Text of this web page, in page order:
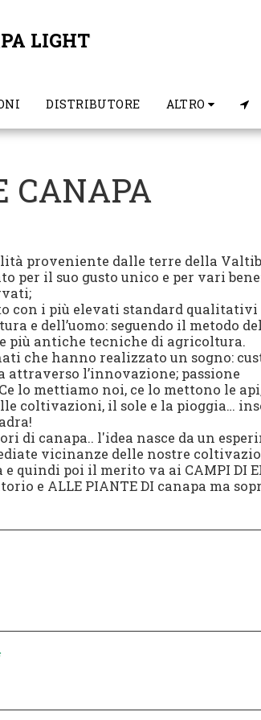
LIGHT
DISTRIBUTORE ALTRO
CANAPA
proveniente dalle terre della
per il suo gusto unico e per vari
con i più elevati standard qualitativi
e dell’uomo: seguendo il metodo
più antiche tecniche di agricoltura.
che hanno realizzato un sogno:
attraverso l’innovazione; passione
lo mettiamo noi, ce lo mettono le
coltivazioni, il sole e la pioggia…
di canapa.. l'idea nasce da un
vicinanze delle nostre
e quindi poi il merito va ai CAMPI DI
e ALLE PIANTE DI canapa ma